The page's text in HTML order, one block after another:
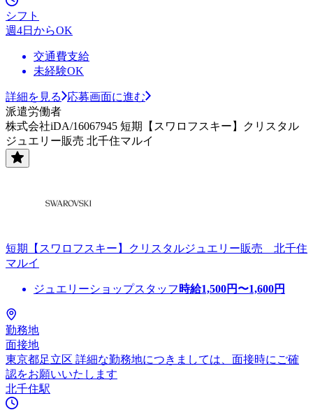
シフト
週4日からOK
交通費支給
未経験OK
詳細を見る
応募画面に進む
派遣労働者
株式会社iDA/16067945 短期【スワロフスキー】クリスタル
ジュエリー販売 北千住マルイ
短期【スワロフスキー】クリスタルジュエリー販売 北千住
マルイ
ジュエリーショップスタッフ 時給1,500円〜1,600円
勤務地
面接地
東京都足立区 詳細な勤務地につきましては、面接時にご確
認をお願いいたします
北千住駅